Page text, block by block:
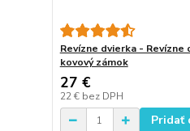
Revízne dvierka - Revízne
kovový zámok
27 €
22 € bez DPH
Pridať